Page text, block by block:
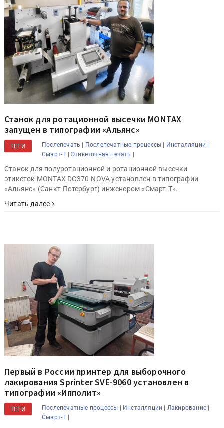
Станок для ротационной высечки MONTAX
запущен в типографии «Альянс»
ТЕГИ Послепечать | Послепечатные процессы |
Инсталляции |
Смарт-Т |
Этикеточная печать |
Станок для полуротационной и ротационной высечки
этикеток MONTAX DC370-NOVA установлен в типографии
«Альянс» (Санкт-Петербург) инженером «Смарт-Т».
Читать далее
Первый в России принтер для выборочного
лакирования Sprinter SVE-9060 установлен в
типографии «Ипполит»
ТЕГИ Послепечатные процессы | Инсталляции |
Лакирование |
Смарт-Т |